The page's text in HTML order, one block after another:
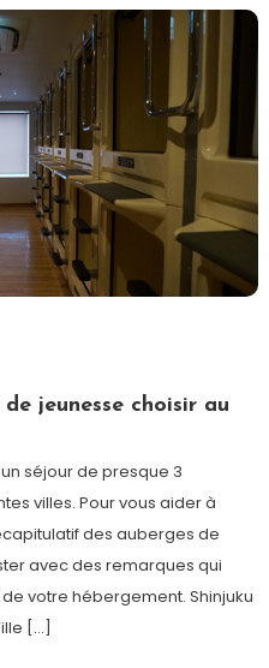
jeunesse choisir au
séjour de presque 3
villes. Pour vous aider à
des auberges de
avec des remarques qui
votre hébergement. Shinjuku
[…]